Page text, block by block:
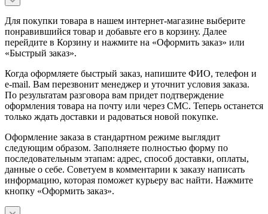
Для покупки товара в нашем интернет-магазине выберите
понравившийся товар и добавьте его в корзину. Далее
перейдите в Корзину и нажмите на «Оформить заказ» или
«Быстрый заказ».
Когда оформляете быстрый заказ, напишите ФИО, телефон и
e-mail. Вам перезвонит менеджер и уточнит условия заказа.
По результатам разговора вам придет подтверждение
оформления товара на почту или через СМС. Теперь останется
только ждать доставки и радоваться новой покупке.
Оформление заказа в стандартном режиме выглядит
следующим образом. Заполняете полностью форму по
последовательным этапам: адрес, способ доставки, оплаты,
данные о себе. Советуем в комментарии к заказу написать
информацию, которая поможет курьеру вас найти. Нажмите
кнопку «Оформить заказ».